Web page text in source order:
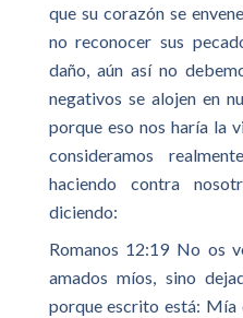
que su corazón se
no reconocer sus
daño, aún así no
negativos se alojen en
porque eso nos haría la
consideramos
haciendo contra
diciendo:
Romanos 12:19 No os
amados míos, sino
porque escrito está: Mía